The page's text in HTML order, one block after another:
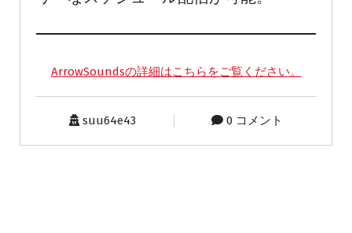
ArrowSoundsの詳細はこちらをご覧ください。
suu64e43 0 コメント